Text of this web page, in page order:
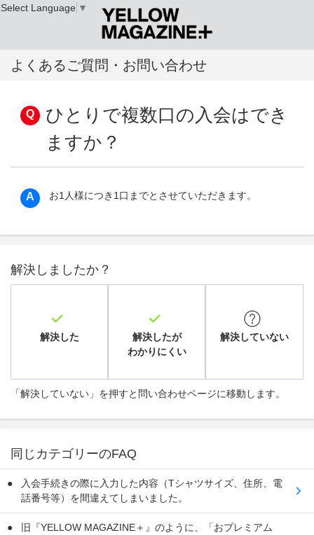
よくあるご質問・お問い合わせ
ひとりで複数口の入会はでき
ますか？
お1人様につき1口までとさせていただきます。
解決しましたか？
解決した
解決したが
わかりにくい
解決していない
「解決していない」を押すと問い合わせページに移動します。
同じカテゴリーのFAQ
入会手続きの際に入力した内容（Tシャツサイズ、住所、電
話番号等）を間違えてしまいました。
旧『YELLOW MAGAZINE＋』のように、「おプレミアム
Select Language ▼